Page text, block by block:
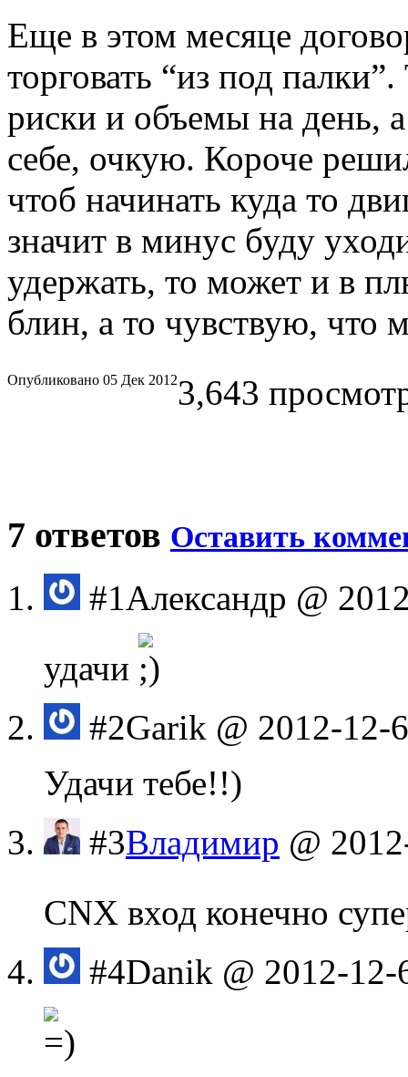
Еще в этом месяце
торговать “из под
риски и объемы на день,
себе, очкую. Короче
чтоб начинать куда то
значит в минус буду
удержать, то может и в
блин, а то чувствую, что
Опубликовано 05 Дек 20123,643
7 ответов Оставить
#1Александр @
удачи
#2Garik @ 2012-12-
Удачи тебе!!)
#3Владимир @
CNX вход конечно
#4Danik @ 2012-12-